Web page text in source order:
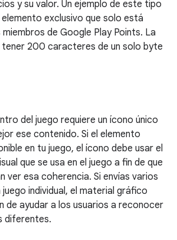
y su valor. Un ejemplo de este tipo
exclusivo que solo está
de Google Play Points. La
tener 200 caracteres de un solo byte
del juego requiere un ícono único
ese contenido. Si el elemento
en tu juego, el ícono debe usar el
que se usa en el juego a fin de que
ver esa coherencia. Si envías varios
individual, el material gráfico
de ayudar a los usuarios a reconocer
diferentes.